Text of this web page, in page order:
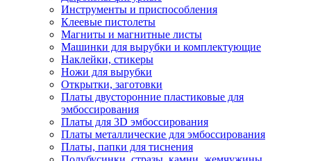
Инструменты и приспособления
Клеевые пистолеты
Магниты и магнитные листы
Машинки для вырубки и комплектующие
Наклейки, стикеры
Ножи для вырубки
Открытки, заготовки
Платы двусторонние пластиковые для
эмбоссирования
Платы для 3D эмбоссирования
Платы металлические для эмбоссирования
Платы, папки для тиснения